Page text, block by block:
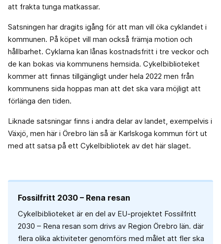
att frakta tunga matkassar.
Satsningen har dragits igång för att man vill öka cyklandet i
kommunen. På köpet vill man också främja motion och
hållbarhet. Cyklarna kan lånas kostnadsfritt i tre veckor och
de kan bokas via kommunens hemsida. Cykelbiblioteket
kommer att finnas tillgängligt under hela 2022 men från
kommunens sida hoppas man att det ska vara möjligt att
förlänga den tiden.
Liknade satsningar finns i andra delar av landet, exempelvis i
Växjö, men här i Örebro län så är Karlskoga kommun fört ut
med att satsa på ett Cykelbibliotek av det här slaget.
Fossilfritt 2030 – Rena resan
Cykelbiblioteket är en del av EU-projektet Fossilfritt
2030 – Rena resan som drivs av Region Örebro län. där
flera olika aktiviteter genomförs med målet att fler ska